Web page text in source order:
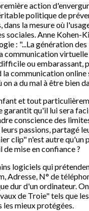
action
politique de
la mesure où
sociales. Anne Kohen-
: "...La génération
communication
ou
la communication
a du mal à être bien
et tout
garantit qu'il lui sera
conscience des
passions, partagé
clip" n'est autre
mise en confiance ?
logiciels qui
Adresse, N° de
dur d'un ordinateur.
de Troie" tels que
les mieux protégées.